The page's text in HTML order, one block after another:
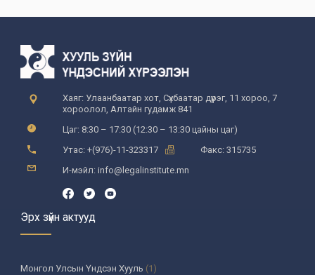
Хаяг: Улаанбаатар хот, Сүхбаатар дүүрэг, 11 хороо, 7
хороолол, Алтайн гудамж 841
Цаг: 8:30 – 17:30 (12:30 – 13:30 цайны цаг)
Утас: +(976)-11-323317
Факс: 315735
И-мэйл: info@legalinstitute.mn
Эрх зүйн актууд
Монгол Улсын Үндсэн Хууль (1)